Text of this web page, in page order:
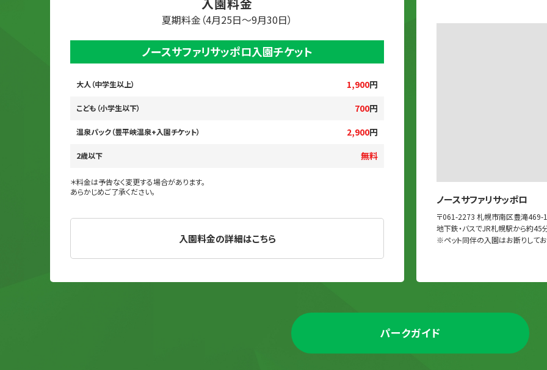
夏期料金（4月25日～9月30日）
ノースサファリサッポロ入園チケット
大人（中学生以上） 1,900円
こども（小学生以下） 700円
温泉パック（豊平峡温泉+入園チケット） 2,900円
2歳以下 無料
＊料金は予告なく変更する場合があります。
あらかじめご了承ください。
入園料金の詳細はこちら
ノースサファリサッポロ
〒061-2273 札幌市南区豊滝469-1
地下鉄・バスでJR札幌駅から約45
※ペット同伴の入園はお断りしてお
パークガイド